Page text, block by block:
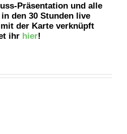
Präsentation und alle
den 30 Stunden live
der Karte verknüpft
ihr hier!